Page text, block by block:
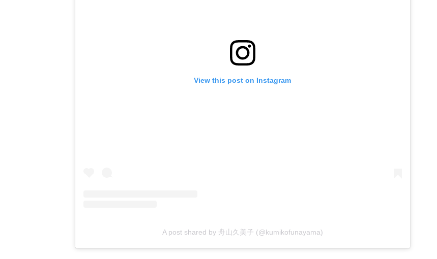
View this post on Instagram
A post shared by 舟山久美子 (@kumikofunayama)